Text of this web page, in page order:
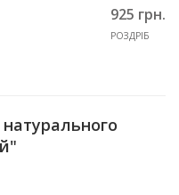
925 грн.
РОЗДРІБ